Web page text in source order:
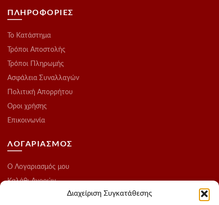
Διαχείριση Συγκατάθεσης
ΠΛΗΡΟΦΟΡΙΕΣ
Το Kατάστημα
Τρόποι Αποστολής
Τρόποι Πληρωμής
Ασφάλεια Συναλλαγών
Πολιτική Απορρήτου
Οροι χρήσης
Επικοινωνία
ΛΟΓΑΡΙΑΣΜΟΣ
O Λογαριασμός μου
Καλάθι Αγορών
Ολοκλήρωση Παραγγελίας